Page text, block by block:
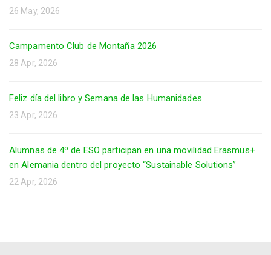
26 May, 2026
Campamento Club de Montaña 2026
28 Apr, 2026
Feliz día del libro y Semana de las Humanidades
23 Apr, 2026
Alumnas de 4º de ESO participan en una movilidad Erasmus+
en Alemania dentro del proyecto “Sustainable Solutions”
22 Apr, 2026